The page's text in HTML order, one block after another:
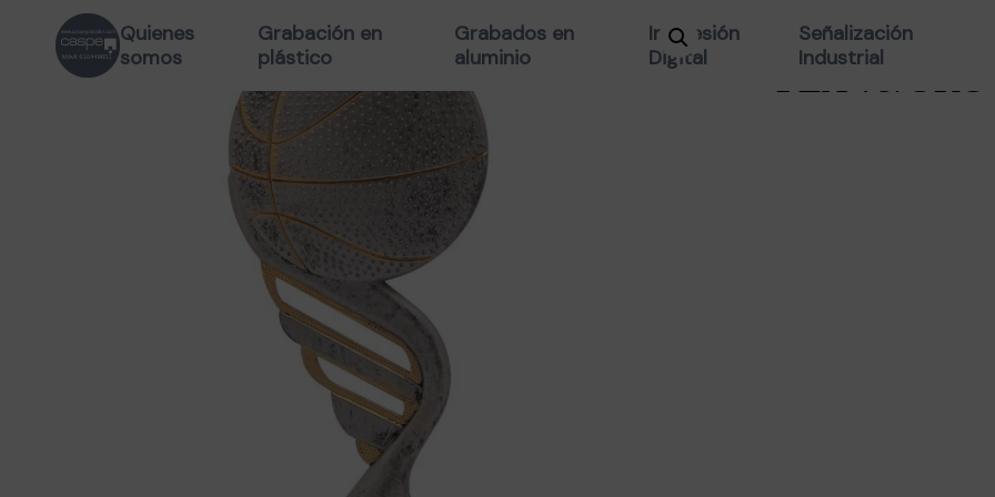
Quienes
somos
Grabación en
plástico
Grabados en
aluminio
Impresión
Digital
Señalización
Industrial
FIGURA